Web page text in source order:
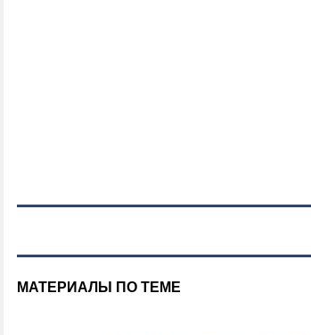
МАТЕРИАЛЫ ПО ТЕМЕ